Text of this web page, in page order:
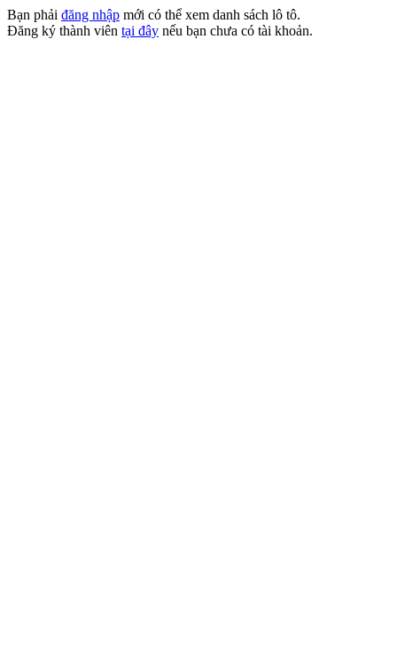
Bạn phải đăng nhập mới có thể xem danh sách lô tô.
Đăng ký thành viên tại đây nếu bạn chưa có tài khoản.